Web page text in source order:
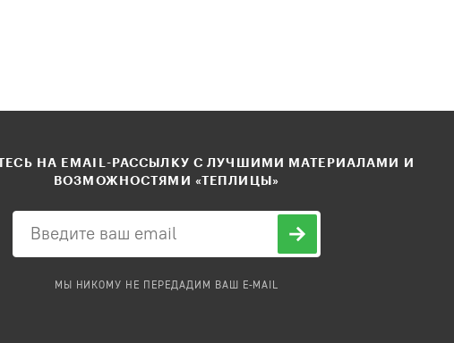
НА EMAIL-РАССЫЛКУ С ЛУЧШИМИ МАТЕРИАЛАМИ И
ВОЗМОЖНОСТЯМИ «ТЕПЛИЦЫ»
МЫ НИКОМУ НЕ ПЕРЕДАДИМ ВАШ E-MAIL